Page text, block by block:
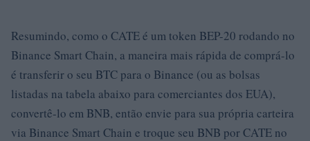
Resumindo, como o CATE é um token BEP-20 rodando no
Binance Smart Chain, a maneira mais rápida de comprá-lo
é transferir o seu BTC para o Binance (ou as bolsas
listadas na tabela abaixo para comerciantes dos EUA),
convertê-lo em BNB, então envie para sua própria carteira
via Binance Smart Chain e troque seu BNB por CATE no